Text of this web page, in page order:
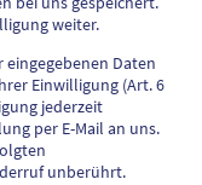
weiter.
Daten
Einwilligung (Art. 6
jederzeit
per E-Mail an uns.
unberührt.